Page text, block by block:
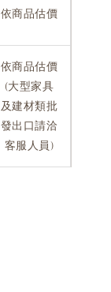
依商品估價
依商品估價
(大型家具
及建材類批
發出口請洽
客服人員)